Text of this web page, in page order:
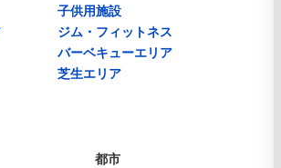
子供用施設
ジム・フィットネス
バーベキューエリア
芝生エリア
都市